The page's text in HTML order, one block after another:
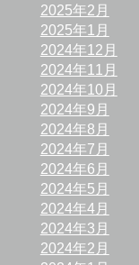
2025年2月
2025年1月
2024年12月
2024年11月
2024年10月
2024年9月
2024年8月
2024年7月
2024年6月
2024年5月
2024年4月
2024年3月
2024年2月